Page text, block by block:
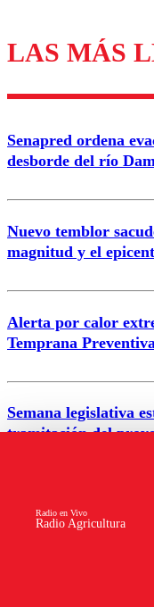
Los
Correo
LAS MÁS
Senapred ordena
desborde del río
Nuevo temblor
magnitud y el
Alerta por calor
Temprana
Semana legislativa
tramitación del
Radio Agricultura
Radio en Vivo